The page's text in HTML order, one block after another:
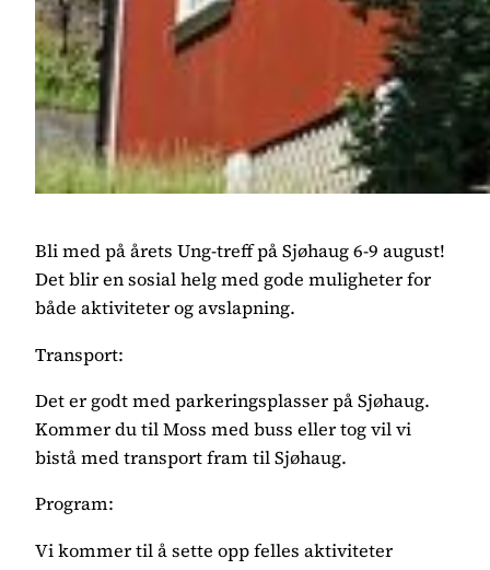
Bli med på årets Ung-treff på Sjøhaug 6-9 august!
Det blir en sosial helg med gode muligheter for
både aktiviteter og avslapning.
Transport:
Det er godt med parkeringsplasser på Sjøhaug.
Kommer du til Moss med buss eller tog vil vi
bistå med transport fram til Sjøhaug.
Program:
Vi kommer til å sette opp felles aktiviteter